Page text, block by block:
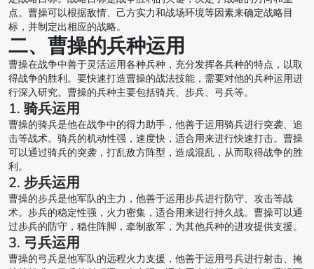
点。曹操可以根据敌情、己方实力和战场环境等因素来确定战略目
标，并制定出相应的战略。
二、曹操的兵种运用
曹操在战争中善于灵活运用各种兵种，充分发挥各兵种的特点，以取
得战争的胜利。要快速打造曹操的战法技能，需要对他的兵种运用进
行深入研究。曹操的兵种主要包括骑兵、步兵、弓兵等。
1. 骑兵运用
曹操的骑兵是他在战争中的得力助手，他善于运用骑兵进行突袭、追
击等战术。骑兵的机动性强，速度快，适合用来进行快速打击。曹操
可以通过骑兵的突袭，打乱敌方阵型，造成混乱，从而取得战争的胜
利。
2. 步兵运用
曹操的步兵是他军队的主力，他善于运用步兵进行防守、攻击等战
术。步兵的稳定性强，火力密集，适合用来进行持久战。曹操可以通
过步兵的防守，稳住阵脚，牵制敌军，为其他兵种的进攻提供支援。
3. 弓兵运用
曹操的弓兵是他军队的远程火力支援，他善于运用弓兵进行射击、掩